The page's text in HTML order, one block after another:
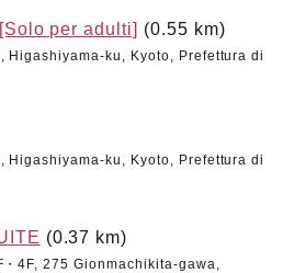
per adulti] (0.55 km)
Higashiyama-ku, Kyoto, Prefettura di
Higashiyama-ku, Kyoto, Prefettura di
(0.37 km)
4F, 275 Gionmachikita-gawa,